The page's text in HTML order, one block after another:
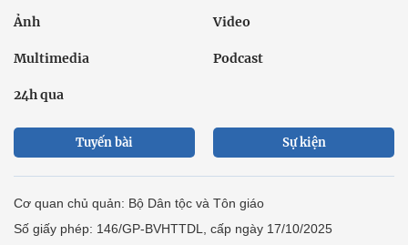
Ảnh Video
Multimedia Podcast
24h qua
Tuyến bài Sự kiện
Cơ quan chủ quản: Bộ Dân tộc và Tôn giáo
Số giấy phép: 146/GP-BVHTTDL, cấp ngày 17/10/2025